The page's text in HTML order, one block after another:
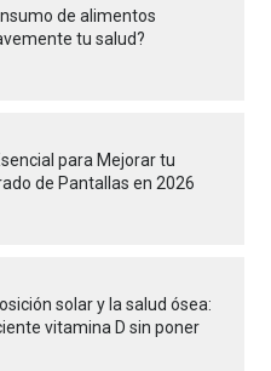
de alimentos
tu salud?
para Mejorar tu
de Pantallas en 2026
solar y la salud ósea:
vitamina D sin poner